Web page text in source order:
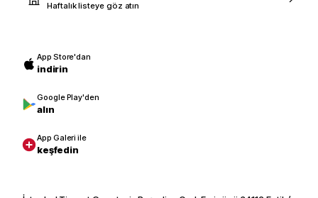
Haftalık listeye göz atın
App Store'dan
indirin
Google Play'den
alın
App Galeri ile
keşfedin